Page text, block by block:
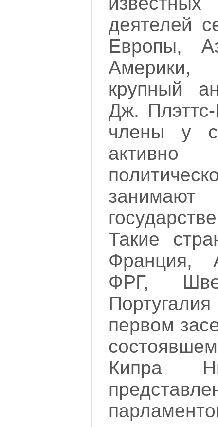
деятелей
Европы,
Америки,
крупный
Дж.
члены у
активно
Такие
Франция,
ФРГ,
первом
Кипра